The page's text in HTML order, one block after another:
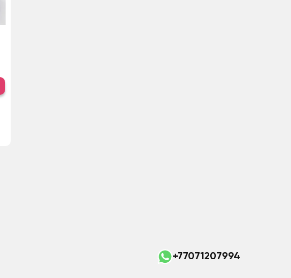
+77071207994